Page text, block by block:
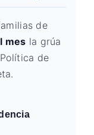
de
mes la grúa
de